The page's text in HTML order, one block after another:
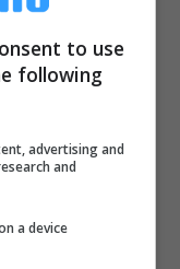
e lo
dietro.
dei POS più
siamo oltre a
to use
following
advertising and
and
a device